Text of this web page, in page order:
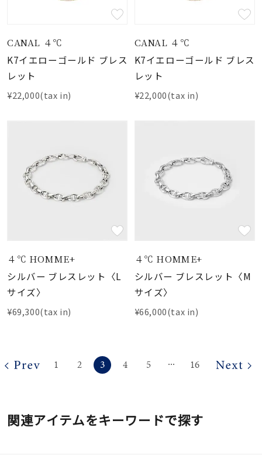
CANAL ４℃
K7イエローゴールド ブレス
レット
¥22,000(tax in)
CANAL ４℃
K7イエローゴールド ブレス
レット
¥22,000(tax in)
４℃ HOMME+
シルバー ブレスレット〈L
サイズ〉
¥69,300(tax in)
４℃ HOMME+
シルバー ブレスレット〈M
サイズ〉
¥66,000(tax in)
1 2 3 4 5 ⋯ 16
関連アイテムをキーワードで探す